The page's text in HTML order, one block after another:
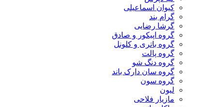
کیوان اسماعیلی
گرام بند
گرشا رضایی
گروه اپیکور و صادق
گروه باتری و کلونل
گروه پالت
گروه دنگ شو
گروه سان دارک باند
گروه سون
لیون
مازیار فلاحی